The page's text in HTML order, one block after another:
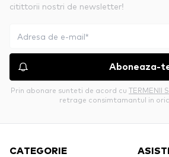
citittorii nostri de newsletter!
Aboneaza-
Prin abonare sunteti de acord cu TERMENII
retrage consimtamantul in
CATEGORIE